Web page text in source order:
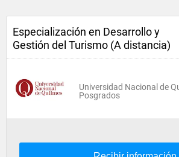
Especialización en Desarrollo y
Gestión del Turismo (A distancia)
Universidad Nacional de
Posgrados